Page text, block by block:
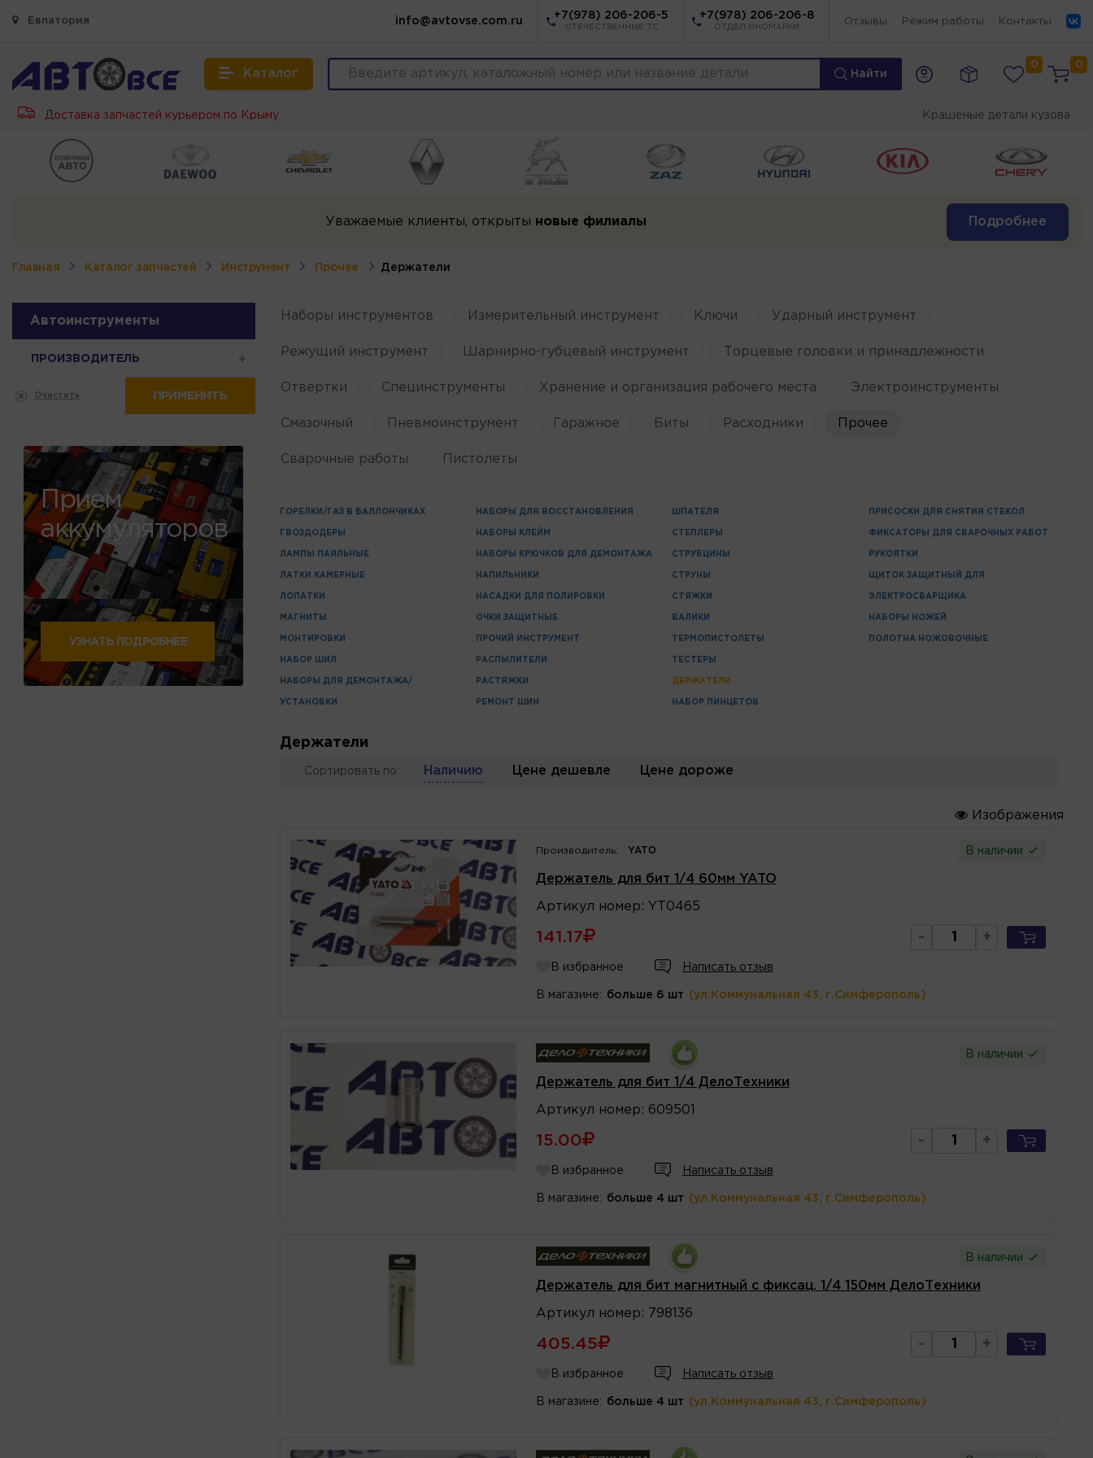
Евпатория info@avtovse.com.ru
+7(978) 206-206-5
ОТЕЧЕСТВЕННЫЕ ТС
+7(978) 206-206-8
ОТДЕЛ ИНОМАРКИ
Отзывы Режим работы Контакты
Каталог Найти
0 0
Доставка запчастей курьером по Крыму Крашеные детали кузова
Уважаемые клиенты, открыты новые филиалы Подробнее
Главная Каталог запчастей Инструмент Прочее Держатели
Автоинструменты
ПРОИЗВОДИТЕЛЬ
Очистить ПРИМЕНИТЬ
Прием
аккумуляторов
УЗНАТЬ ПОДРОБНЕЕ
Наборы инструментов Измерительный инструмент Ключи Ударный инструмент
Режущий инструмент Шарнирно-губцевый инструмент Торцевые головки и принадлежности
Отвертки Специнструменты Хранение и организация рабочего места Электроинструменты
Смазочный Пневмоинструмент Гаражное Биты Расходники Прочее
Сварочные работы Пистолеты
ГОРЕЛКИ/ГАЗ В БАЛЛОНЧИКАХ
ГВОЗДОДЕРЫ
ЛАМПЫ ПАЯЛЬНЫЕ
ЛАТКИ КАМЕРНЫЕ
ЛОПАТКИ
МАГНИТЫ
МОНТИРОВКИ
НАБОР ШИЛ
НАБОРЫ ДЛЯ ДЕМОНТАЖА/
УСТАНОВКИ
НАБОРЫ ДЛЯ ВОССТАНОВЛЕНИЯ
НАБОРЫ КЛЕЙМ
НАБОРЫ КРЮЧКОВ ДЛЯ ДЕМОНТАЖА
НАПИЛЬНИКИ
НАСАДКИ ДЛЯ ПОЛИРОВКИ
ОЧКИ ЗАЩИТНЫЕ
ПРОЧИЙ ИНСТРУМЕНТ
РАСПЫЛИТЕЛИ
РАСТЯЖКИ
РЕМОНТ ШИН
ШПАТЕЛЯ
СТЕПЛЕРЫ
СТРУБЦИНЫ
СТРУНЫ
СТЯЖКИ
ВАЛИКИ
ТЕРМОПИСТОЛЕТЫ
ТЕСТЕРЫ
ДЕРЖАТЕЛИ
НАБОР ПИНЦЕТОВ
ПРИСОСКИ ДЛЯ СНЯТИЯ СТЕКОЛ
ФИКСАТОРЫ ДЛЯ СВАРОЧНЫХ РАБОТ
РУКОЯТКИ
ЩИТОК ЗАЩИТНЫЙ ДЛЯ
ЭЛЕКТРОСВАРЩИКА
НАБОРЫ НОЖЕЙ
ПОЛОТНА НОЖОВОЧНЫЕ
Держатели
Сортировать по: Наличию Цене дешевле Цене дороже
Изображения
Производитель: YATO В наличии
Держатель для бит 1/4 60мм YATO
Артикул номер : YT0465
141.17 - +
В избранное Написать отзыв
В магазине: больше 6 шт (ул.Коммунальная 43, г.Симферополь)
В наличии
Держатель для бит 1/4 ДелоТехники
Артикул номер : 609501
15.00 - +
В избранное Написать отзыв
В магазине: больше 4 шт (ул.Коммунальная 43, г.Симферополь)
В наличии
Держатель для бит магнитный с фиксац. 1/4 150мм ДелоТехники
Артикул номер : 798136
405.45 - +
В избранное Написать отзыв
В магазине: больше 4 шт (ул.Коммунальная 43, г.Симферополь)